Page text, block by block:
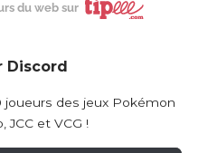
du web sur
Discord
joueurs des jeux Pokémon
JCC et VCG !